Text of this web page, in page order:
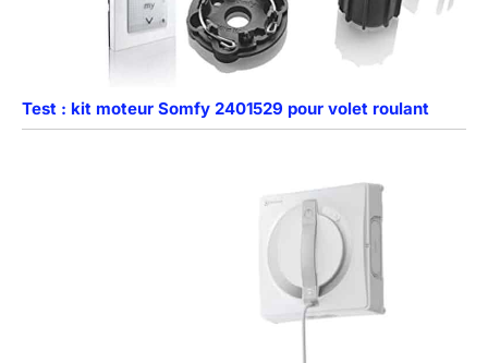
Test : kit moteur Somfy 2401529 pour volet roulant